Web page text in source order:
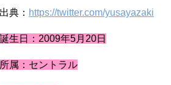
出典： https://twitter.com/yusayazaki
誕生日：2009年5月20日
所属：セントラル